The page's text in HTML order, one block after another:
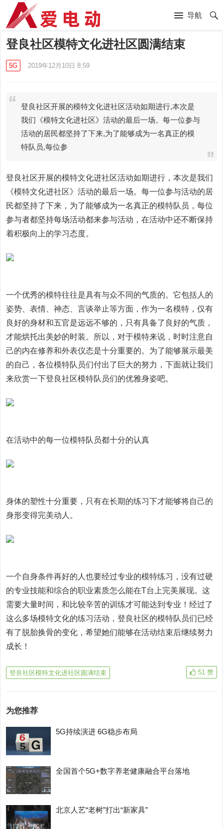
导航
登良社区模特文化进社区圆满结束
5G 2019年12月10日 8:59
登良社区开展的模特文化进社区活动如期进行,本次是
我们《模特文化进社区》活动的最后一场。每一位参与
活动的居民都坚持了下来,为了能够成为一名真正的模
特队员,每位参
登良社区开展的模特文化进社区活动如期进行，本次是我们
《模特文化进社区》活动的最后一场。每一位参与活动的居
民都坚持了下来，为了能够成为一名真正的模特队员，每位
参与者都坚持每场活动都来参与活动，在活动中还不断保持
着积极向上的学习态度。
一个优秀的模特往往是具有与众不同的气质的。它包括人的
姿势、表情、神态、言谈举止等方面，作为一名模特，仅有
良好的身材和五官是远远不够的，只有具备了良好的气质，
才能烘托出美妙的时装。所以，对于模特来说，时时注意自
己的内在修养和外表仪态是十分重要的。为了能够展示最美
的自己，各位模特队员们付出了巨大的努力，下面就让我们
来欣赏一下登良社区模特队员们的优雅身姿吧。
在活动中的每一位模特队员都十分的认真
身体的塑性十分重要，只有在长期的练习下才能够将自己的
身形变得完美动人。
一个自身条件再好的人也要经过专业的模特练习，没有过硬
的专业技能和综合的职业素质怎么能在T台上完美展现。这
需要大量时间，和比较辛苦的训练才可能达到专业！经过了
这么多场模特文化的练习活动，登良社区的模特队员们已经
有了脱胎换骨的变化，希望她们能够在活动结束后继续努力
成长！
登良社区模特文化进社区圆满结束 51 赞
为您推荐
5G持续演进 6G稳步布局
全国首个5G+数字养老健康融合平台落地
北京人艺“老树”打出“新家具”